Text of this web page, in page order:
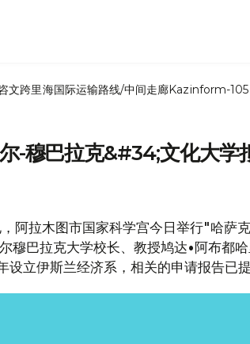
文跨里海国际运输路线/中间走廊Kazinform-105
-穆巴拉克&#34;文化大学
阿拉木图市国家科学宫今日举行"哈萨
穆巴拉克大学校长、教授鸠达•阿布都
设立伊斯兰经济系，相关的申请报告已